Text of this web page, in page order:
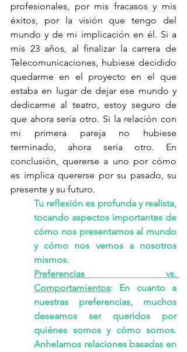
profesionales, por mis fracasos y mis
éxitos, por la visión que tengo del
mundo y de mi implicación en él. Si a
mis 23 años, al finalizar la carrera de
Telecomunicaciones, hubiese decidido
quedarme en el proyecto en el que
estaba en lugar de dejar ese mundo y
dedicarme al teatro, estoy seguro de
que ahora sería otro. Si la relación con
mi primera pareja no hubiese
terminado, ahora sería otro. En
conclusión, quererse a uno por cómo
es implica quererse por su pasado, su
presente y su futuro.
Tu reflexión es profunda y realista,
tocando aspectos importantes de
cómo nos presentamos al mundo
y cómo nos vemos a nosotros
mismos.
Preferencias vs.
Comportamientos: En cuanto a
nuestras preferencias, muchos
deseamos ser queridos por
quiénes somos y cómo somos.
Anhelamos relaciones basadas en